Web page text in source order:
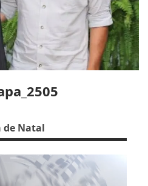
de Natal